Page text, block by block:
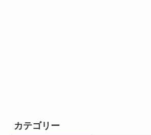
カテゴリー